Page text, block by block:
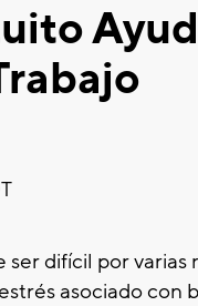
difícil por varias
asociado con